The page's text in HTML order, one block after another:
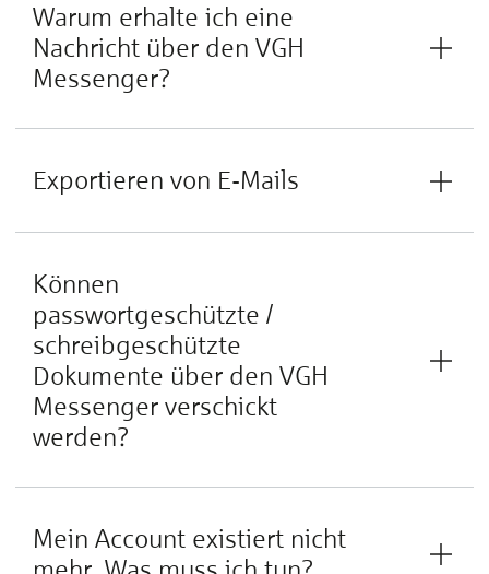
Warum erhalte ich eine
Nachricht über den VGH
Messenger?
Exportieren von E-Mails
Können
passwortgeschützte /
schreibgeschützte
Dokumente über den VGH
Messenger verschickt
werden?
Mein Account existiert nicht